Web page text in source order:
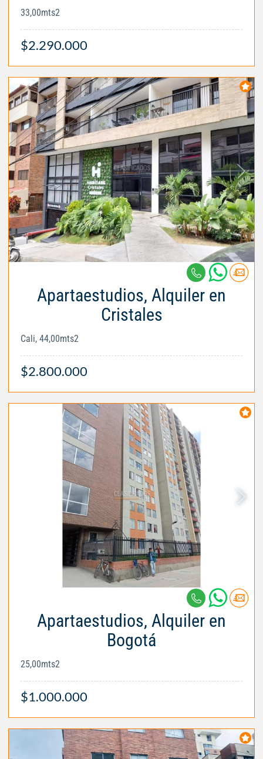
33,00mts2
$2.290.000
Apartaestudios, Alquiler en
Cristales
Cali, 44,00mts2
$2.800.000
Apartaestudios, Alquiler en
Bogotá
25,00mts2
$1.000.000